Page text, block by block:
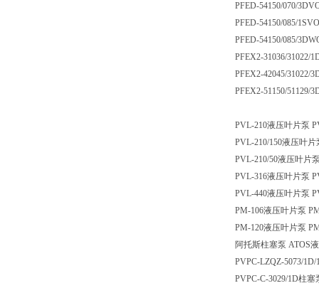
PFED-54150/070/
PFED-54150/085/
PFED-54150/085/
PFEX2-31036/31022/
PFEX2-42045/31022/
PFEX2-51150/51129/
PVL-210液压叶片泵
PVL-210/150液压叶片
PVL-210/50液压叶片
PVL-316液压叶片泵
PVL-440液压叶片泵
PM-106液压叶片泵
PM-120液压叶片泵
阿托斯柱塞泵 ATOS
PVPC-LZQZ-5073/
PVPC-C-3029/1D柱塞